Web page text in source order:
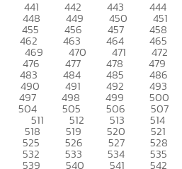
441 442 443 444
448 449 450 451
455 456 457 458
462 463 464 465
469 470 471 472
476 477 478 479
483 484 485 486
490 491 492 493
497 498 499 500
504 505 506 507
511 512 513 514
518 519 520 521
525 526 527 528
532 533 534 535
539 540 541 542